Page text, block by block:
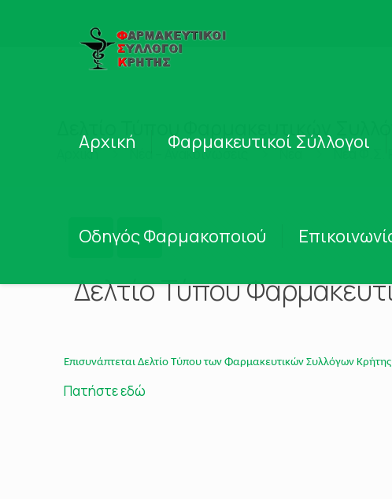
Αρχική Φαρμακευτικοί Σύλλογοι
Οδηγός Φαρμακοποιού
Δελτίο Τύπου Φαρμακευτικών
Αρχική Νέα – Ανακοινώσεις Νέα Νέα Φ.Σ.
Δελτίο Τύπου
Επισυνάπτεται Δελτίο Τύπου των Φαρμακευτικών Συλλόγων
Πατήστε εδώ